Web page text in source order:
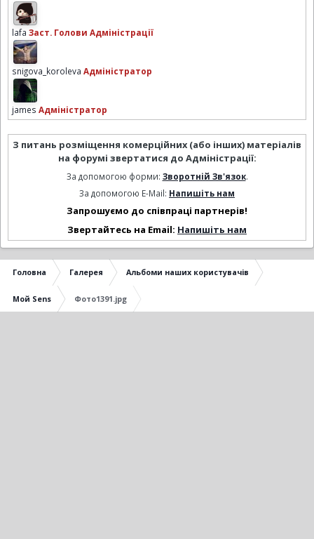
lafa Заст. Голови Адміністрації
snigova_koroleva Адміністратор
james Адміністратор
З питань розміщення комерційних (або інших) матеріалів
на форумі звертатися до Адміністрації:
За допомогою форми: Зворотній Зв'язок.
За допомогою E-Mail: Напишіть нам
Запрошуємо до співпраці партнерів!
Звертайтесь на Email: Напишіть нам
Головна Галерея Альбоми наших користувачів
Мой Sens Фото1391.jpg